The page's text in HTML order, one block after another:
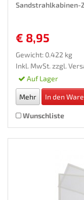
Sandstrahlkabinen-
€ 8,95
Gewicht: 0.422 kg
Inkl. MwSt. zzgl.
Auf Lager
Mehr In den
Wunschliste